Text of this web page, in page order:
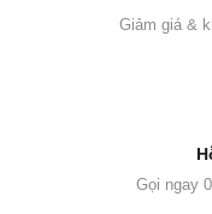
Giảm giá &
Gọi ngay